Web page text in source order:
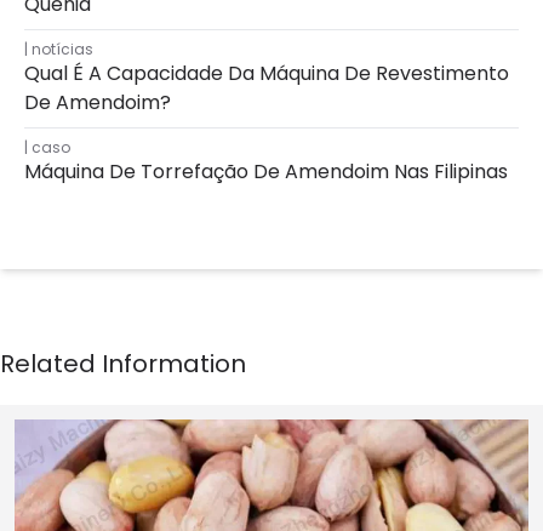
notícias
Qual É A Capacidade Da Máquina De Revestimento
De Amendoim?
caso
Máquina De Torrefação De Amendoim Nas Filipinas